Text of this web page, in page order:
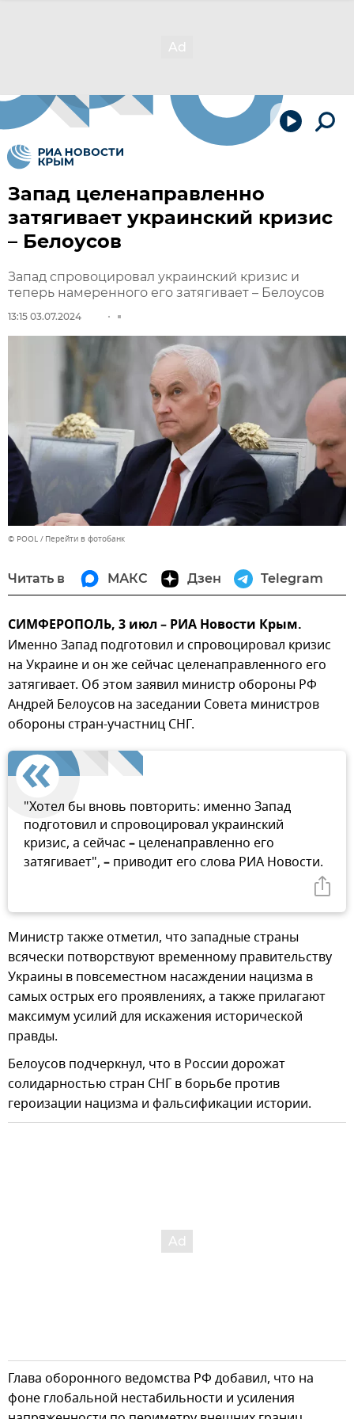
Запад целенаправленно
затягивает украинский кризис
– Белоусов
Запад спровоцировал украинский кризис и
теперь намеренного его затягивает – Белоусов
13:15 03.07.2024
© POOL Перейти в фотобанк
Читать в МАКС Дзен Telegram
СИМФЕРОПОЛЬ, 3 июл – РИА Новости Крым.
Именно Запад подготовил и спровоцировал кризис
на Украине и он же сейчас целенаправленного его
затягивает. Об этом заявил министр обороны РФ
Андрей Белоусов на заседании Совета министров
обороны стран-участниц СНГ.
"Хотел бы вновь повторить: именно Запад
подготовил и спровоцировал украинский
кризис, а сейчас – целенаправленно его
затягивает", – приводит его слова РИА Новости.
Министр также отметил, что западные страны
всячески потворствуют временному правительству
Украины в повсеместном насаждении нацизма в
самых острых его проявлениях, а также прилагают
максимум усилий для искажения исторической
правды.
Белоусов подчеркнул, что в России дорожат
солидарностью стран СНГ в борьбе против
героизации нацизма и фальсификации истории.
Глава оборонного ведомства РФ добавил, что на
фоне глобальной нестабильности и усиления